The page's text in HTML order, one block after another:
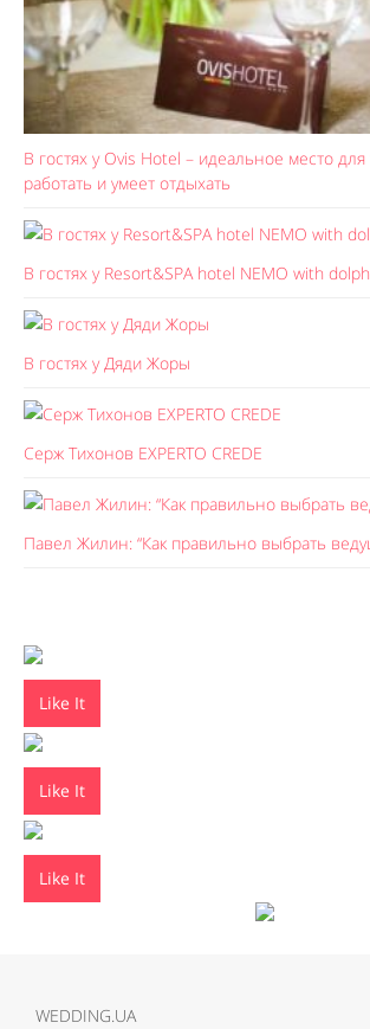
В гостях у Ovis Hotel – идеальное место для
работать и умеет отдыхать
В гостях у Resort&SPA hotel NEMO with
В гостях у Дяди Жоры
Серж Тихонов EXPERTO CREDE
Павел Жилин: “Как правильно выбрать
Like It
Like It
Like It
WEDDING.UA